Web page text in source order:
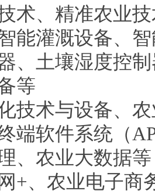
术、精准农业
能灌溉设备、
、土壤湿度控
等
技术与设备、
端软件系统（
、农业大数据等
+、农业电子商